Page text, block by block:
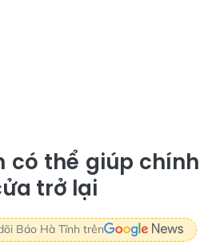
có thể giúp chính
trở lại
Báo Hà Tĩnh trên